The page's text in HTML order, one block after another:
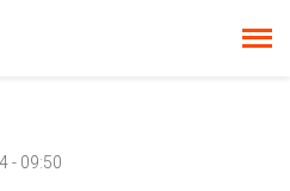
- 09:50